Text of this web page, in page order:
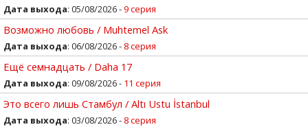
Дата выхода: 05/08/2026 -9 серия
Возможно любовь / Muhtemel Ask
Дата выхода: 06/08/2026 - 8 серия
Ещё семнадцать / Daha 17
Дата выхода: 09/08/2026 - 11 серия
Это всего лишь Стамбул / Altı Ustu İstanbul
Дата выхода: 03/08/2026 - 8 серия